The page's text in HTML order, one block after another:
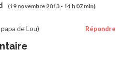
(19 novembre 2013 - 14 h 07 min)
Répondre
de Lou)